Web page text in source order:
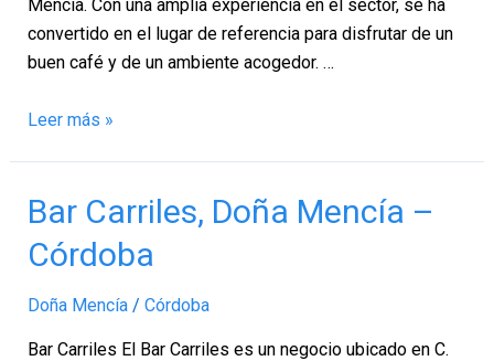
Mencía. Con una amplia experiencia en el sector, se ha
convertido en el lugar de referencia para disfrutar de un
buen café y de un ambiente acogedor. …
Leer más »
Bar Carriles, Doña Mencía –
Córdoba
Doña Mencía/ Córdoba
Bar Carriles El Bar Carriles es un negocio ubicado en C.
Bar
Carriles,
Doña
–
Córdoba